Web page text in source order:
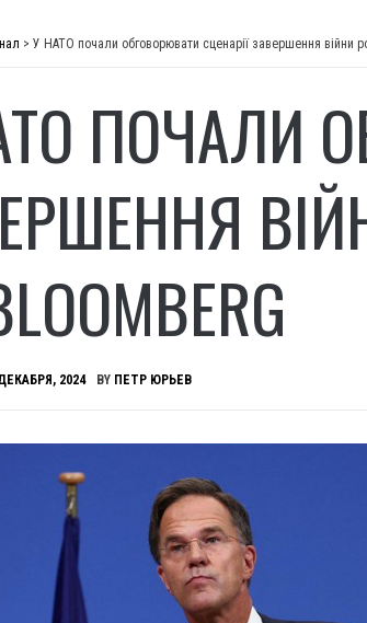
> У НАТО почали обговорювати сценарії завершення війни
ПОЧАЛИ
2024 BY ПЕТР ЮРЬЕВ